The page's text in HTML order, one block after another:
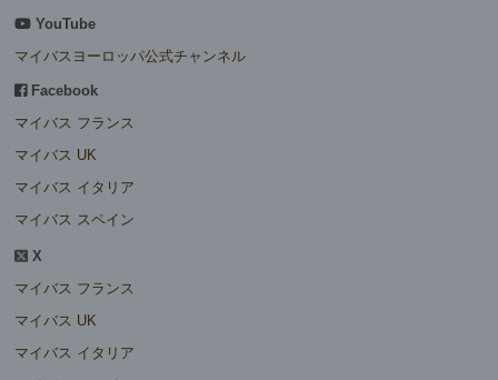
YouTube
マイバスヨーロッパ公式チャンネル
Facebook
マイバス フランス
マイバス UK
マイバス イタリア
マイバス スペイン
X
マイバス フランス
マイバス UK
マイバス イタリア